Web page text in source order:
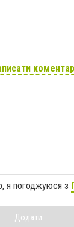
я погоджуюся з
Додати